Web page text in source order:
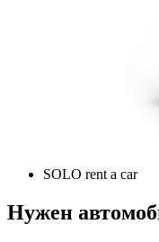
SOLO rent a car
Нужен